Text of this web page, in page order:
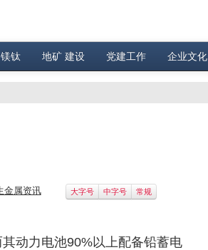
镁钛 地矿 建设 党建工作 企业文化
金属资讯 大字号 中字号 常规
动力电池90%以上配备铅蓄电